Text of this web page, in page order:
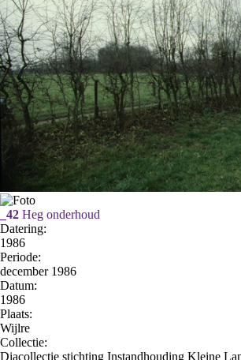
_42 Heg onderhoud
Datering:
1986
Periode:
december 1986
Datum:
1986
Plaats:
Wijlre
Collectie:
Diacollectie stichting Instandhouding Kleine